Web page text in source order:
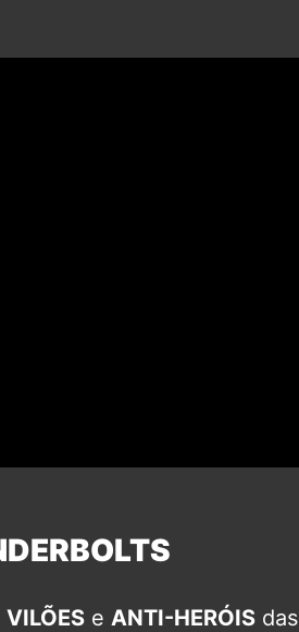
VILÕES e ANTI-HERÓIS das